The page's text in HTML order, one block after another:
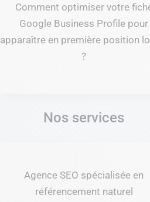
Comment optimiser votre
Google Business Profile pour
apparaître en première position
?
Nos services
Agence SEO spécialisée en
référencement naturel